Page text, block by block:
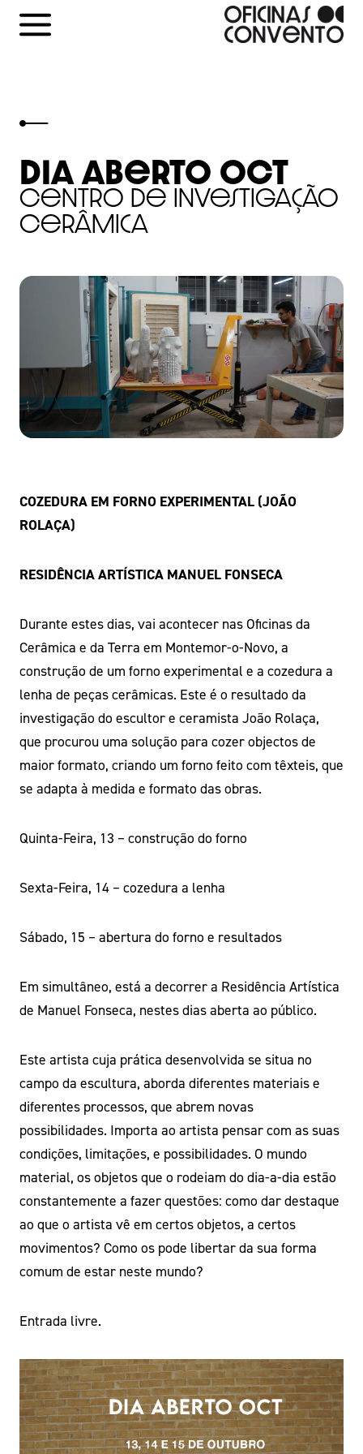
Skip
Dia Aberto OCT
Centro de Investigação
Cerâmica
COZEDURA EM FORNO EXPERIMENTAL (JOÃO
ROLAÇA)
RESIDÊNCIA ARTÍSTICA MANUEL FONSECA
Durante estes dias, vai acontecer nas Oficinas da
Cerâmica e da Terra em Montemor-o-Novo, a
construção de um forno experimental e a cozedura a
lenha de peças cerâmicas. Este é o resultado da
investigação do escultor e ceramista João Rolaça,
que procurou uma solução para cozer objectos de
maior formato, criando um forno feito com têxteis, que
se adapta à medida e formato das obras.
Quinta-Feira, 13 – construção do forno
Sexta-Feira, 14 – cozedura a lenha
Sábado, 15 – abertura do forno e resultados
Em simultâneo, está a decorrer a Residência Artística
de Manuel Fonseca, nestes dias aberta ao público.
Este artista cuja prática desenvolvida se situa no
campo da escultura, aborda diferentes materiais e
diferentes processos, que abrem novas
possibilidades. Importa ao artista pensar com as suas
condições, limitações, e possibilidades. O mundo
material, os objetos que o rodeiam do dia-a-dia estão
constantemente a fazer questões: como dar destaque
ao que o artista vê em certos objetos, a certos
movimentos? Como os pode libertar da sua forma
comum de estar neste mundo?
Entrada livre.